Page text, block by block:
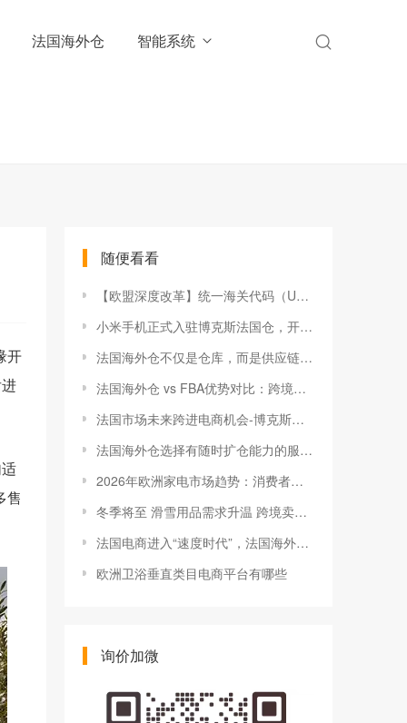
法国海外仓 智能系统
开
售
随便看看
【欧盟深度改革】统一海关代码（UCC）提速落地，数字化监管将重塑欧洲跨境格局
小米手机正式入驻博克斯法国仓，开启一件代发新模式！
法国海外仓不仅是仓库，而是供应链核心
法国海外仓 vs FBA优势对比：跨境卖家如何选择更优履约模式？
法国市场未来跨进电商机会-博克斯法国仓
法国海外仓选择有随时扩仓能力的服务商有多重要
2026年欧洲家电市场趋势：消费者更关注“省电、性价比、智能化和耐用维修”
冬季将至 滑雪用品需求升温 跨境卖家提前将货物前置法国仓备战旺季
法国电商进入“速度时代”，法国海外仓代发成跨境卖家必修课
欧洲卫浴垂直类目电商平台有哪些
询价加微